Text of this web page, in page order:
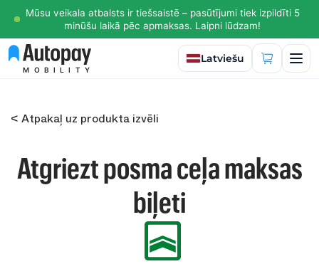
Mūsu veikala atbalsts ir tiešsaistē – pasūtījumi tiek izpildīti 5
minūšu laikā pēc apmaksas. Laipni lūdzam!
MOBILITY
Izvēlēties valodu
Latviešu
< Atpakaļ uz produkta izvēli
Atgriezt posma ceļa maksas
biļeti